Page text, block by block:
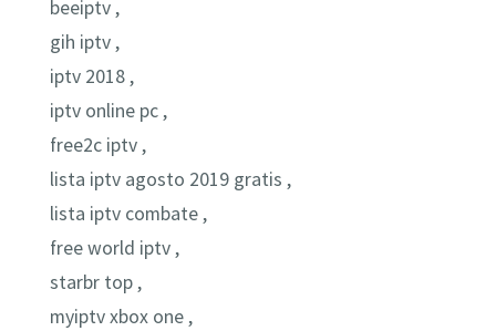
beeiptv ,
gih iptv ,
iptv 2018 ,
iptv online pc ,
free2c iptv ,
lista iptv agosto 2019 gratis ,
lista iptv combate ,
free world iptv ,
starbr top ,
myiptv xbox one ,